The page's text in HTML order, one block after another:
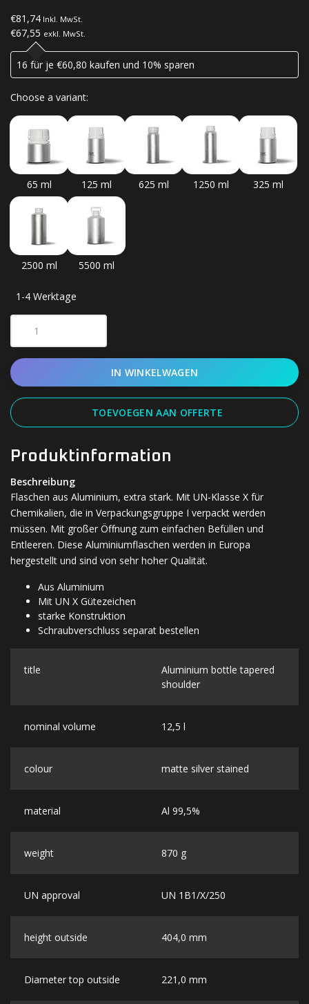
€81,74 Inkl. MwSt.
€67,55 exkl. MwSt.
16 für je €60,80 kaufen und 10% sparen
Choose a variant:
65 ml 125 ml 625 ml 1250 ml 325 ml
2500 ml 5500 ml
1-4 Werktage
IN WINKELWAGEN
TOEVOEGEN AAN OFFERTE
Produktinformation
Beschreibung
Flaschen aus Aluminium, extra stark. Mit UN-Klasse X für
Chemikalien, die in Verpackungsgruppe I verpackt werden
müssen. Mit großer Öffnung zum einfachen Befüllen und
Entleeren. Diese Aluminiumflaschen werden in Europa
hergestellt und sind von sehr hoher Qualität.
Aus Aluminium
Mit UN X Gütezeichen
starke Konstruktion
Schraubverschluss separat bestellen
title
Aluminium bottle tapered
shoulder
nominal volume 12,5 l
colour matte silver stained
material Al 99,5%
weight 870 g
UN approval UN 1B1/X/250
height outside 404,0 mm
Diameter top outside 221,0 mm